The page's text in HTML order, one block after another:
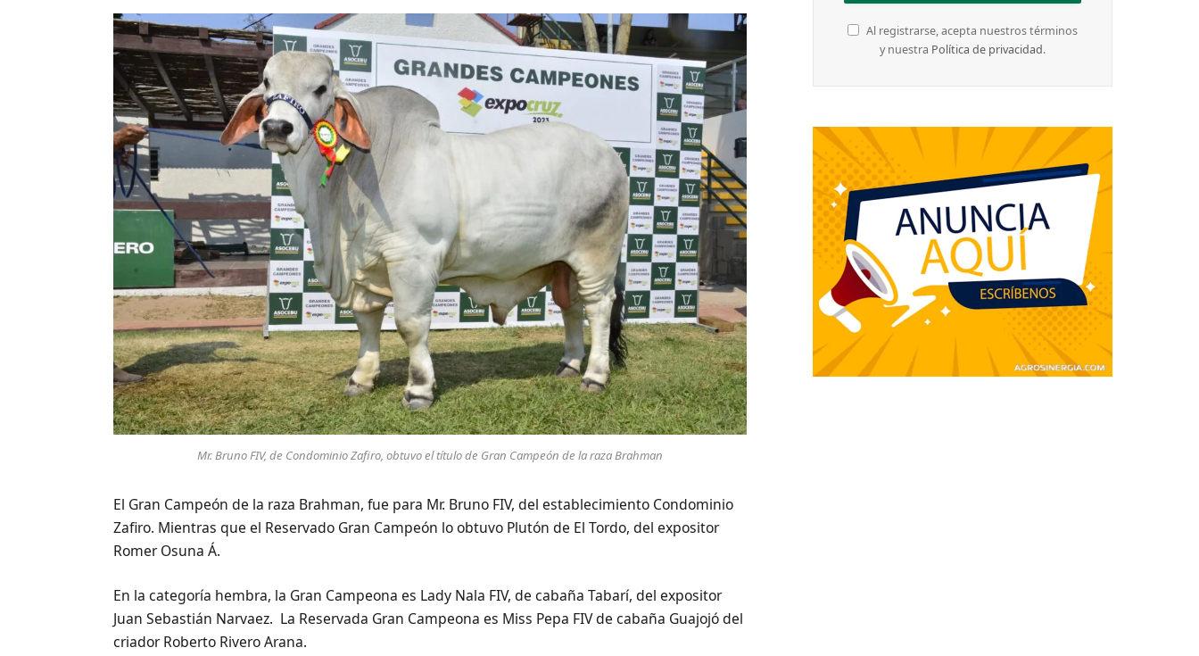
Mr. Bruno FIV, de Condominio Zafiro, obtuvo el título de Gran Campeón de la raza Brahman
El Gran Campeón de la raza Brahman, fue para Mr. Bruno FIV, del establecimiento Condominio
Zafiro. Mientras que el Reservado Gran Campeón lo obtuvo Plutón de El Tordo, del expositor
Romer Osuna Á.
En la categoría hembra, la Gran Campeona es Lady Nala FIV, de cabaña Tabarí, del expositor
Juan Sebastián Narvaez. La Reservada Gran Campeona es Miss Pepa FIV de cabaña Guajojó del
criador Roberto Rivero Arana.
Al registrarse, acepta nuestros términos
y nuestra Política de privacidad.